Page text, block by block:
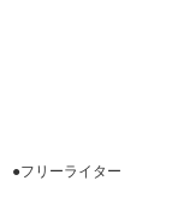
●フリーライター